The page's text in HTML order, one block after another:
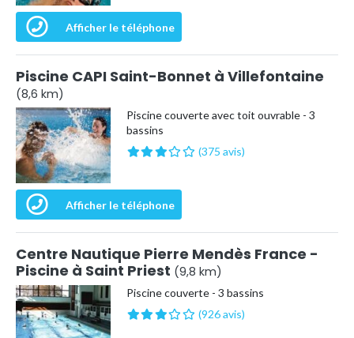
Afficher le téléphone
Piscine CAPI Saint-Bonnet à Villefontaine
(8,6 km)
Piscine couverte avec toit ouvrable - 3
bassins
(375 avis)
Afficher le téléphone
Centre Nautique Pierre Mendès France -
Piscine à Saint Priest (9,8 km)
Piscine couverte - 3 bassins
(926 avis)